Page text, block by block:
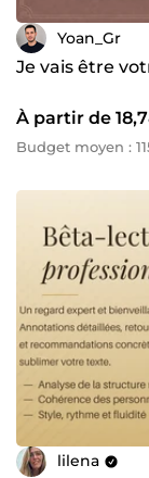
Yoan_Gr
Je vais être
À partir de
Budget moyen :
lilena